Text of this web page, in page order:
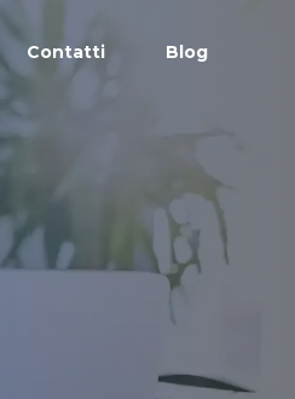
Contatti Blog